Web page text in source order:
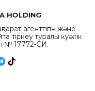
HOLDING
агенттігін және
тіркеу туралы куәлік
№ 17772-СИ.